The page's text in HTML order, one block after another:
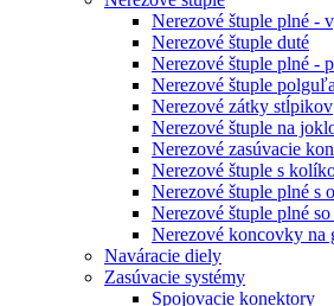
Nerezové štuple plné -
Nerezové štuple duté
Nerezové štuple plné -
Nerezové štuple
Nerezové zátky stĺpikov
Nerezové štuple na
Nerezové zasúvacie
Nerezové štuple s
Nerezové štuple plné s
Nerezové štuple plné
Nerezové koncovky na
Naváracie diely
Zasúvacie systémy
Spojovacie konektory